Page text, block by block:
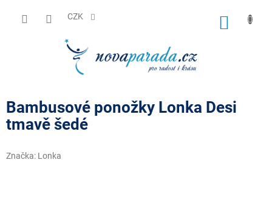
CZK
Bambusové ponožky Lonka Desi
tmavě šedé
Značka: Lonka